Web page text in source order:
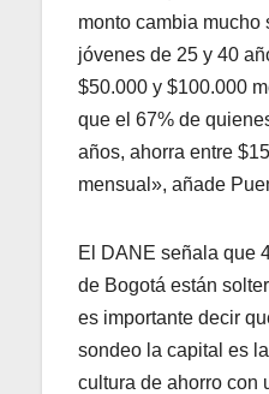
monto cambia mucho
jóvenes de 25 y 40
$50.000 y $100.000
que el 67% de
años, ahorra entre
mensual», añade
El DANE señala que
de Bogotá están
es importante decir
sondeo la capital es
cultura de ahorro con